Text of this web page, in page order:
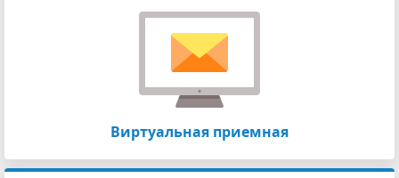
Виртуальная приемная